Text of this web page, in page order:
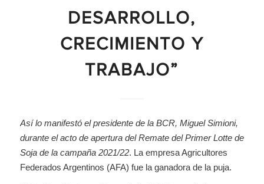
DESARROLLO,
CRECIMIENTO Y
TRABAJO”
Así lo manifestó el presidente de la BCR, Miguel Simioni,
durante el acto de apertura del Remate del Primer Lotte de
Soja de la campaña 2021/22. La empresa Agricultores
Federados Argentinos (AFA) fue la ganadora de la puja.